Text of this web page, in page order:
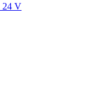
24 V